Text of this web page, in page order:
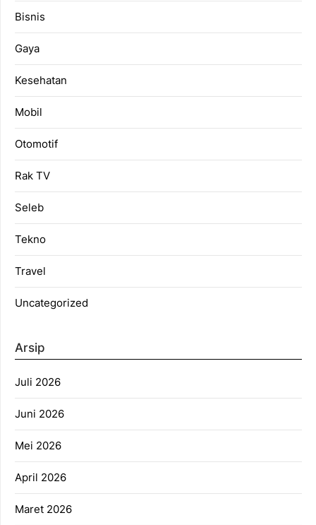
Bisnis
Gaya
Kesehatan
Mobil
Otomotif
Rak TV
Seleb
Tekno
Travel
Uncategorized
Arsip
Juli 2026
Juni 2026
Mei 2026
April 2026
Maret 2026